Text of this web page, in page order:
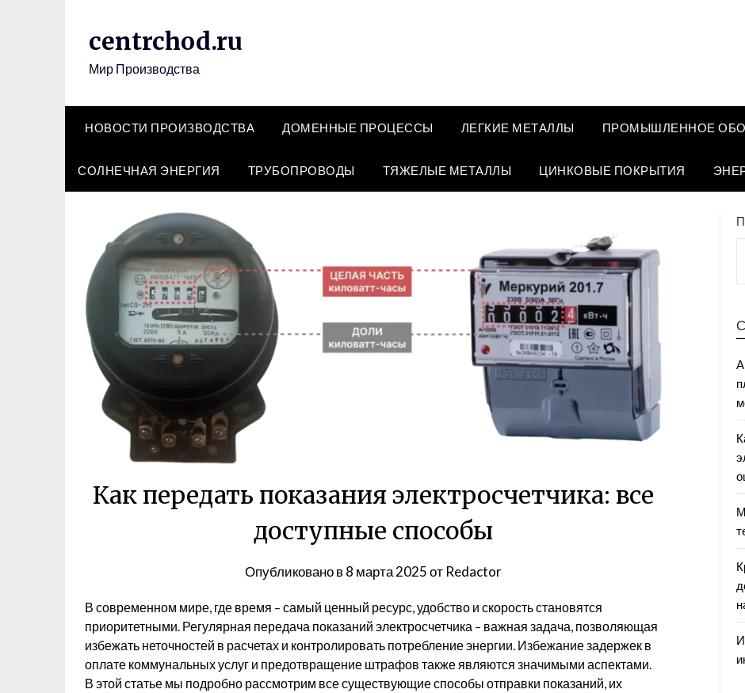
centrchod.ru
Мир Производства
НОВОСТИ ПРОИЗВОДСТВА ДОМЕННЫЕ ПРОЦЕССЫ ЛЕГКИЕ МЕТАЛЛЫ ПРОМЫШЛЕННОЕ
СОЛНЕЧНАЯ ЭНЕРГИЯ ТРУБОПРОВОДЫ ТЯЖЕЛЫЕ МЕТАЛЛЫ ЦИНКОВЫЕ ПОКРЫТИЯ
Как передать показания электросчетчика: все
доступные способы
Опубликовано в8 марта 2025от Redactor
В современном мире, где время – самый ценный ресурс, удобство и скорость становятся
приоритетными. Регулярная передача показаний электросчетчика – важная задача, позволяющая
избежать неточностей в расчетах и контролировать потребление энергии. Избежание задержек в
оплате коммунальных услуг и предотвращение штрафов также являются значимыми аспектами.
В этой статье мы подробно рассмотрим все существующие способы отправки показаний, их